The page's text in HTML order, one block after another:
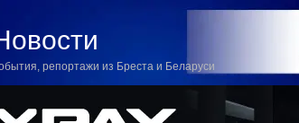
репортажи из Бреста и Беларуси